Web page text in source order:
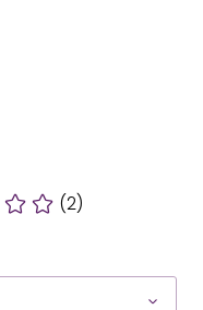
(2)